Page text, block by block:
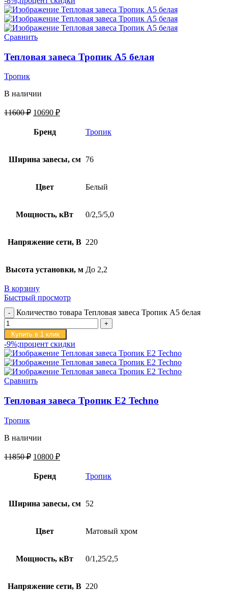
Сравнить
Тепловая завеса Тропик А5 белая
Тропик
В наличии
11600₽ 10690 ₽
Бренд Тропик
Ширина завесы, см 76
Цвет Белый
Мощность, кВт 0/2,5/5,0
Напряжение сети, В 220
Высота установки, м До 2,2
В корзину
Быстрый просмотр
Количество товара Тепловая завеса Тропик А5 белая
Купить в 1 клик
-9%;процент скидки
Сравнить
Тепловая завеса Тропик E2 Techno
Тропик
В наличии
11850₽ 10800 ₽
Бренд Тропик
Ширина завесы, см 52
Цвет Матовый хром
Мощность, кВт 0/1,25/2,5
Напряжение сети, В 220